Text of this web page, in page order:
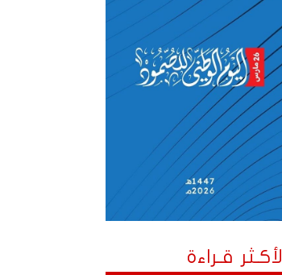
الأكـثر قـراءة